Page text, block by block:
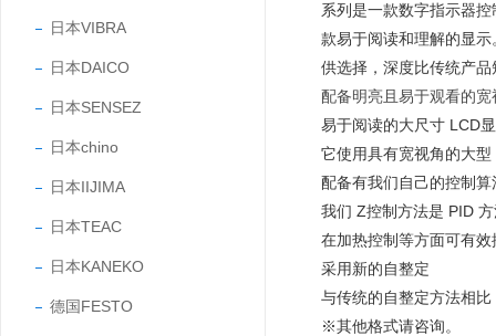
日本VIBRA
日本DAICO
日本SENSEZ
日本chino
日本IIJIMA
日本TEAC
日本KANEKO
德国FESTO
系列是一款数字指示器
款易于阅读和理解的显
供选择，深度比传统产品
配备明亮且易于观看的宽
易于阅读的大尺寸 LCD
它使用具有宽视角的大
配备有我们自己的控制
我们 Z控制方法是 PID
在加热控制等方面可有
采用新的自整定
与传统的自整定方法相
※其他格式请咨询。